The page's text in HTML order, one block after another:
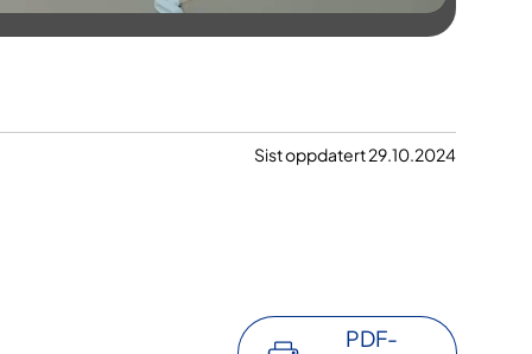
Sist oppdatert 29.10.2024
PDF-